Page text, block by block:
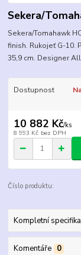
Sekera/
Sekera/Tomahawk
finish. Rukojeť G-10.
35,9 cm. Designer
Dostupnost
10 882 Kč/ks
8 993 Kč bez DPH
Číslo produktu:
Kompletní
Komentáře 0